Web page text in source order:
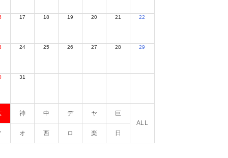
17 18 19 20 21 22
24 25 26 27 28 29
31
神 中 デ ヤ
巨
ALL
オ 西 ロ 楽 日